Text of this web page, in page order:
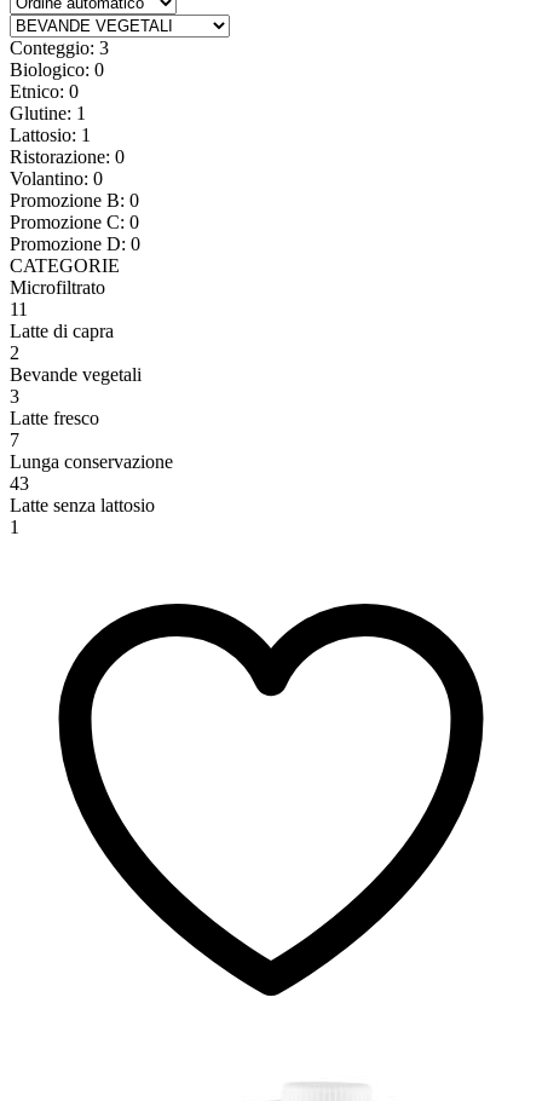
Conteggio: 3
Biologico: 0
Etnico: 0
Glutine: 1
Lattosio: 1
Ristorazione: 0
Volantino: 0
Promozione B: 0
Promozione C: 0
Promozione D: 0
CATEGORIE
Microfiltrato
11
Latte di capra
2
Bevande vegetali
3
Latte fresco
7
Lunga conservazione
43
Latte senza lattosio
1